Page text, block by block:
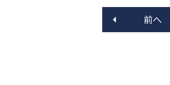
前へ